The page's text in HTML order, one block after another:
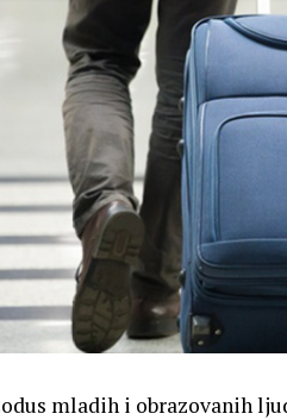
mladih i obrazovanih